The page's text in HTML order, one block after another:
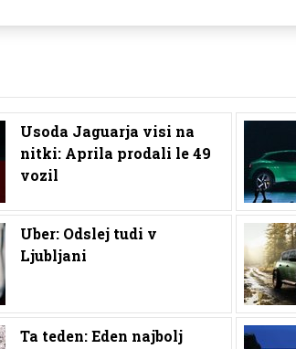
Usoda Jaguarja visi na
nitki: Aprila prodali le 49
vozil
Uber: Odslej tudi v
Ljubljani
Ta teden: Eden najbolj